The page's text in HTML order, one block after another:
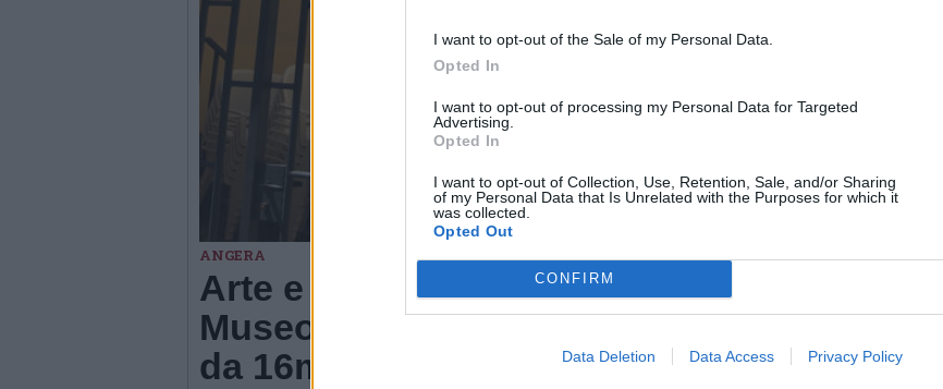
I want to opt-out of the Sale of my Personal Data.
Opted In
I want to opt-out of processing my Personal Data for Targeted
Advertising.
Opted In
I want to opt-out of Collection, Use, Retention, Sale, and/or Sharing
of my Personal Data that Is Unrelated with the Purposes for which it
was collected.
Opted Out
CONFIRM
Data Deletion Data Access Privacy Policy
ANGERA
Arte e benessere nei nuovi percorsi del
Museo di Angera grazie a un contributo
da 16mila euro